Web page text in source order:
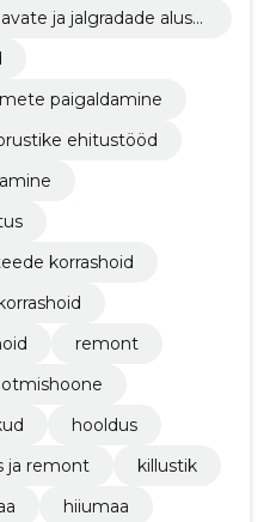
ja jalgradade alust
paigaldamine
ehitustööd
korrashoid
remont
hooldus
ja remont
killustik
hiiumaa